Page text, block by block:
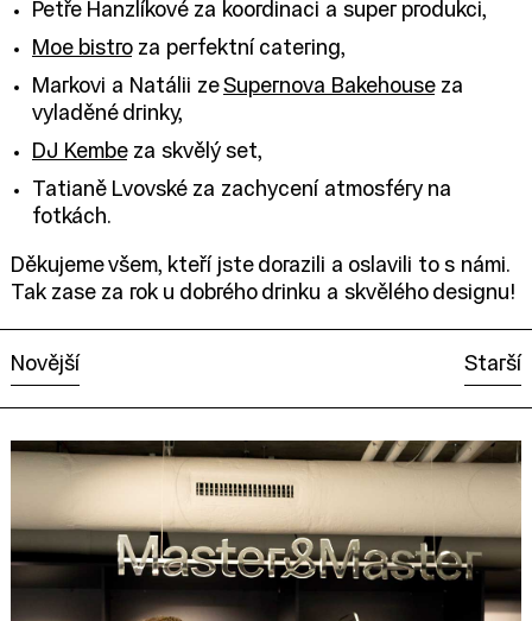
Petře Hanzlíkové za koordinaci a super produkci,
Moe bistroza perfektní catering,
Markovi a Natálii zeSupernova Bakehouseza
vyladěné drinky,
DJ Kembeza skvělý set,
Tatianě Lvovské za zachycení atmosféry na
fotkách.
Děkujeme všem, kteří jste dorazili a oslavili to s námi.
Tak zase za rok u dobrého drinku a skvělého designu!
Novější Starší